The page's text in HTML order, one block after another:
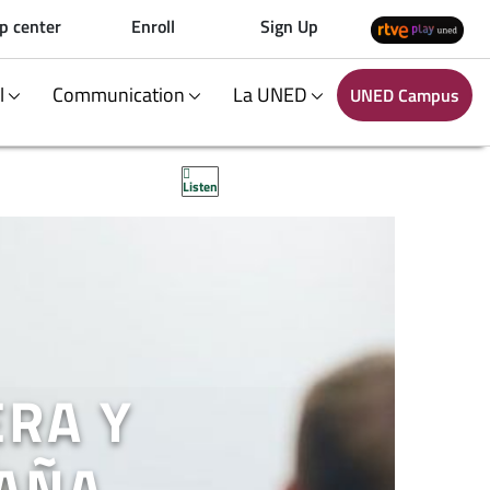
center Enroll Sign Up
Communication La UNED UNED Campus
Listen
Y